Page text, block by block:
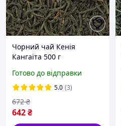
Чорний чай Кенія
Кангаїта 500 г
смак унікальний медово-
пряний аромат
Готово до відправки
5.0 (3)
642₴
672 ₴